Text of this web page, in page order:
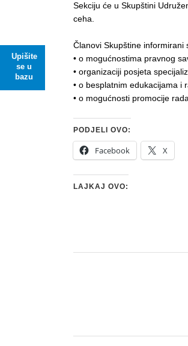
Upišite
se u
bazu
Sekciju će u Skupštini
ceha.
Članovi Skupštine informirani
• o mogućnostima pravnog
• organizaciji posjeta
• o besplatnim edukacijama i
• o mogućnosti promocije
PODJELI OVO:
Facebook X
LAJKAJ OVO: